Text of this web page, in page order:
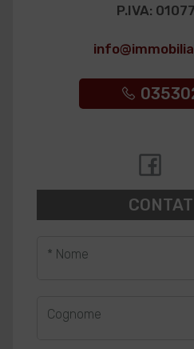
P.IVA:
* Nome
Cognome